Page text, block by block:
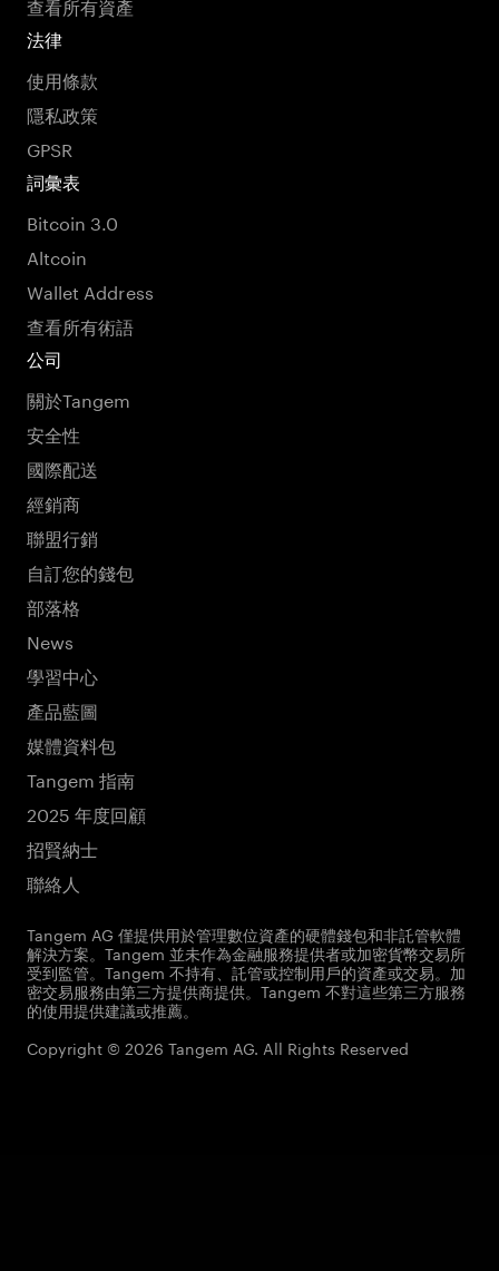
法律
使用條款
隱私政策
GPSR
詞彙表
Bitcoin 3.0
Altcoin
Wallet Address
查看所有術語
公司
關於Tangem
安全性
國際配送
經銷商
聯盟行銷
自訂您的錢包
部落格
News
學習中心
產品藍圖
媒體資料包
Tangem 指南
2025 年度回顧
招賢納士
聯絡人
Tangem AG 僅提供用於管理數位資產的硬體錢包和非託管軟體
解決方案。Tangem 並未作為金融服務提供者或加密貨幣交易所
受到監管。Tangem 不持有、託管或控制用戶的資產或交易。加
密交易服務由第三方提供商提供。Tangem 不對這些第三方服務
的使用提供建議或推薦。